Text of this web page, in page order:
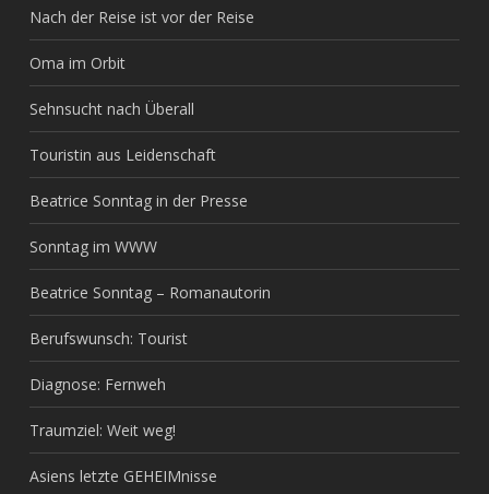
Nach der Reise ist vor der Reise
Oma im Orbit
Sehnsucht nach Überall
Touristin aus Leidenschaft
Beatrice Sonntag in der Presse
Sonntag im WWW
Beatrice Sonntag – Romanautorin
Berufswunsch: Tourist
Diagnose: Fernweh
Traumziel: Weit weg!
Asiens letzte GEHEIMnisse